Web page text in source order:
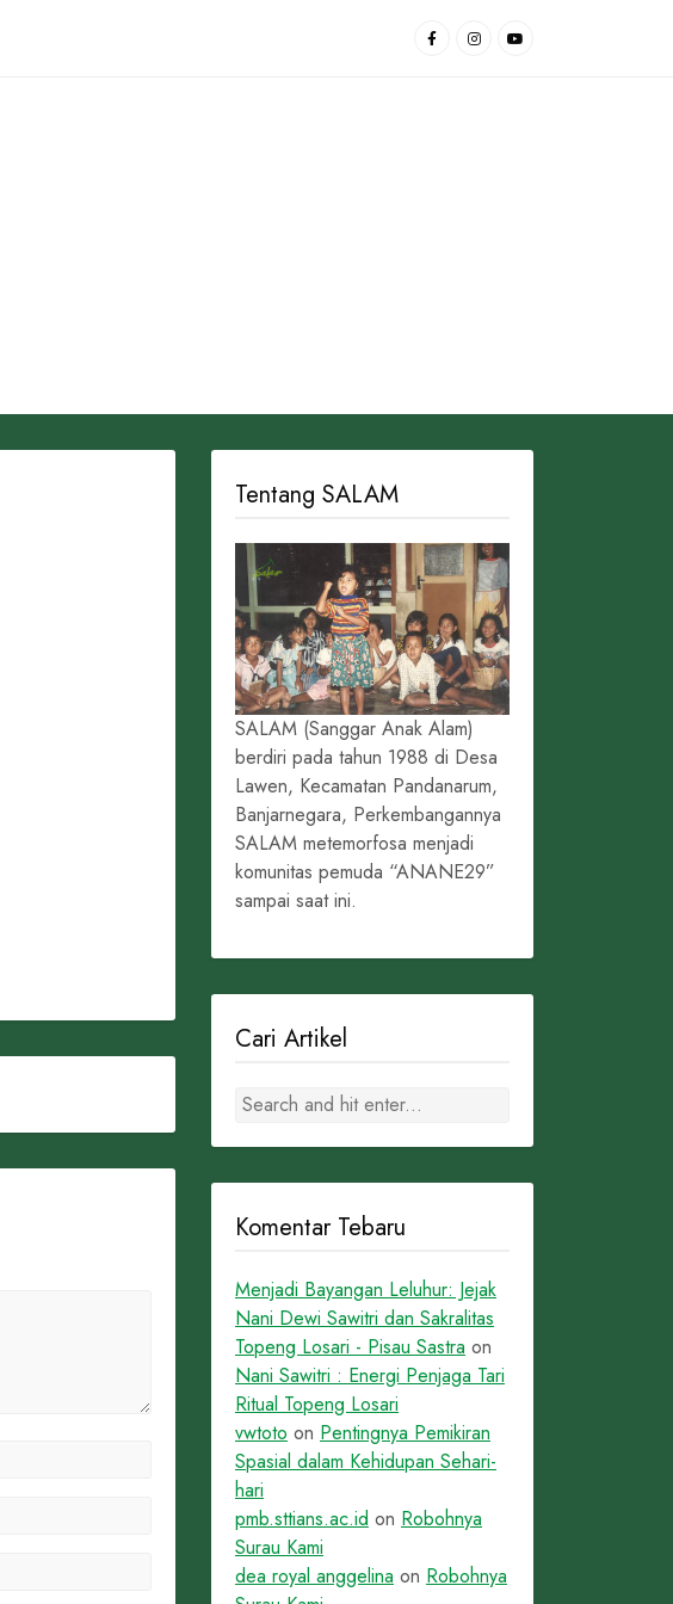
Tentang SALAM
SALAM (Sanggar Anak Alam)
berdiri pada tahun 1988 di Desa
Lawen, Kecamatan Pandanarum,
Banjarnegara, Perkembangannya
SALAM metemorfosa menjadi
komunitas pemuda “ANANE29”
sampai saat ini.
Cari Artikel
Komentar Tebaru
Menjadi Bayangan Leluhur: Jejak
Nani Dewi Sawitri dan Sakralitas
Topeng Losari - Pisau Sastra on
Nani Sawitri : Energi Penjaga Tari
Ritual Topeng Losari
vwtoto on Pentingnya Pemikiran
Spasial dalam Kehidupan Sehari-
hari
pmb.sttians.ac.id on Robohnya
Surau Kami
dea royal anggelina on Robohnya